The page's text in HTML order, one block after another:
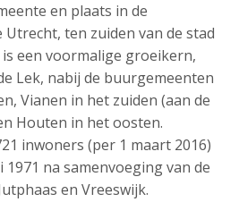
en plaats in de
ten zuiden van de stad
een voormalige groeikern,
Lek, nabij de buurgemeenten
Vianen in het zuiden (aan de
Houten in het oosten.
inwoners (per 1 maart 2016)
na samenvoeging van de
en Vreeswijk.